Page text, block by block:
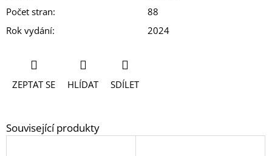
Počet stran:
88
Rok vydání: 2024
ZEPTAT SE HLÍDAT SDÍLET